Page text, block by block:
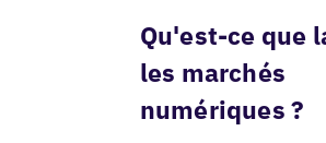
Qu'est-ce que
les marchés
numériques ?